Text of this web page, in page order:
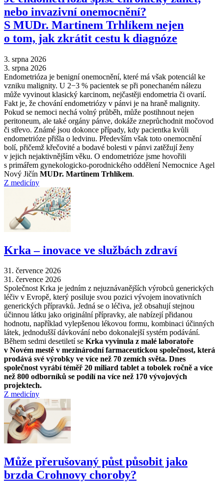
nebo invazivní onemocnění?
S MUDr. Martinem Trhlíkem nejen
o tom, jak zkrátit cestu k diagnóze
3. srpna 2026
3. srpna 2026
Endometrióza je benigní onemocnění, které má však potenciál ke
vzniku malignity. U 2−3 % pacientek se při ponechaném nálezu
může vyvinout klasický karcinom, nejčastěji endometria či ovarií.
Fakt je, že chování endometriózy v pánvi je na hraně malignity.
Pokud se nemoci nechá volný průběh, může postihnout nejen
peritoneum, ale také orgány pánve, dokáže zneprůchodnit močovod
či střevo. Známé jsou dokonce případy, kdy pacientka kvůli
endometrióze přišla o ledvinu. Především však toto onemocnění
bolí, přičemž křečovité a bodavé bolesti v pánvi zatěžují ženy
v jejich nejaktivnějším věku. O endometrióze jsme hovořili
s primářem gynekologicko-porodnického oddělení Nemocnice Agel
Nový Jičín MUDr. Martinem Trhlíkem.
Z medicíny
Krka –⁠ inovace ve službách zdraví
31. července 2026
31. července 2026
Společnost Krka je jedním z nejuznávanějších výrobců generických
léčiv v Evropě, který posiluje svou pozici vývojem inovativních
generických přípravků. Jedná se o léčiva, jež obsahují stejnou
účinnou látku jako originální přípravky, ale nabízejí přidanou
hodnotu, například vylepšenou lékovou formu, kombinaci účinných
látek, jednodušší dávkování nebo dokonalejší systém podávání.
Během sedmi desetiletí se Krka vyvinula z malé laboratoře
v Novém mestě v mezinárodní farmaceutickou společnost, která
prodává své výrobky ve více než 70 zemích světa. Dnes
společnost vyrábí téměř 20 miliard tablet a tobolek ročně a více
než 800 odborníků se podílí na více než 170 vývojových
projektech.
Z medicíny
Může přerušovaný půst působit jako
brzda Crohnovy choroby?